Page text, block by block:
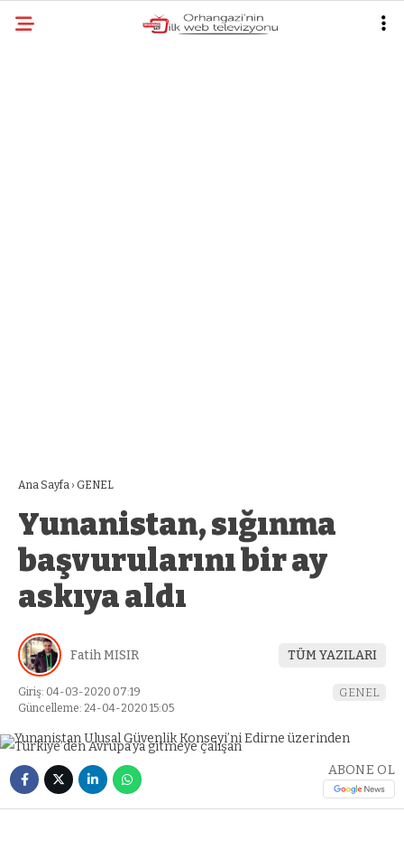
Ana Sayfa › GENEL
Yunanistan, sığınma
başvurularını bir ay
askıya aldı
Fatih MISIR TÜM YAZILARI
Giriş: 04-03-2020 07:19
Güncelleme: 24-04-2020 15:05
GENEL
ABONE OL